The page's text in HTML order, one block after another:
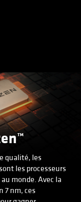
qualité, les
les processeurs
monde. Avec la
7 nm, ces